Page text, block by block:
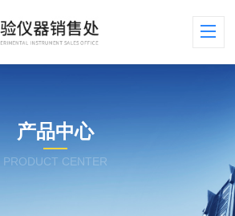
产品中心
PRODUCT CENTER